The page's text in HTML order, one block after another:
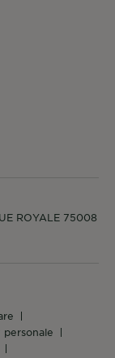
ROYALE 75008